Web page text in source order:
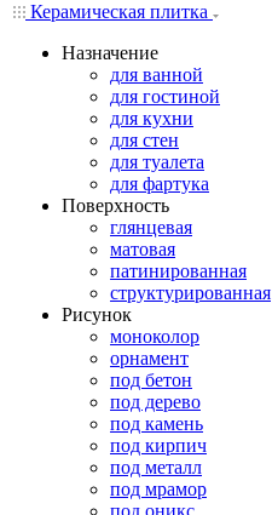
Керамическая плитка
Назначение
для ванной
для гостиной
для кухни
для стен
для туалета
для фартука
Поверхность
глянцевая
матовая
патинированная
структурированная
Рисунок
моноколор
орнамент
под бетон
под дерево
под камень
под кирпич
под металл
под мрамор
под оникс